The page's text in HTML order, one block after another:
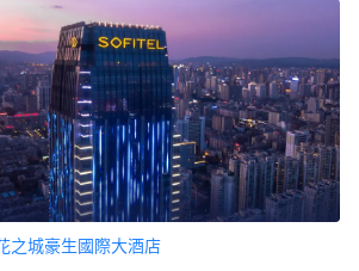
之城豪生國際大酒店